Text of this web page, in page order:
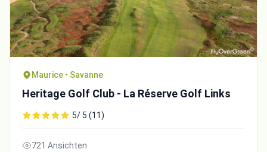
Maurice • Savanne
Heritage Golf Club - La Réserve Golf Links
5/ 5 (11)
721 Ansichten